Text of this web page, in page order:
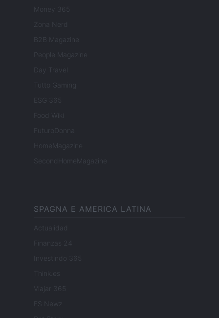
Money 365
Zona Nerd
B2B Magazine
People Magazine
Day Travel
Tutto Gaming
ESG 365
Food Wiki
FuturoDonna
HomeMagazine
SecondHomeMagazine
SPAGNA E AMERICA LATINA
Actualidad
Finanzas 24
Investindo 365
Think.es
Viajar 365
ES Newz